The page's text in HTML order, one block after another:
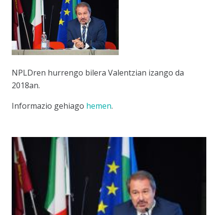
NPLDren hurrengo bilera Valentzian izango da
2018an.
Informazio gehiago hemen.